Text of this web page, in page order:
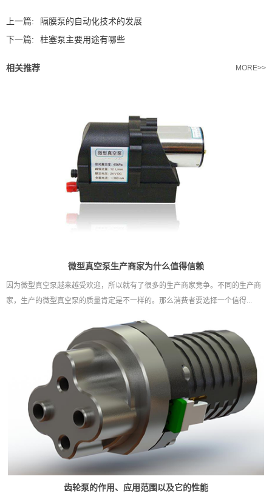
上一篇:
隔膜泵的自动化技术的发展
下一篇:
柱塞泵主要用途有哪些
相关推荐 MORE>>
微型真空泵生产商家为什么值得信赖
因为微型真空泵越来越受欢迎，所以就有了很多的生产商家竞争。不同的生产商
家，生产的微型真空泵的质量肯定是不一样的。那么消费者要选择一个信得...
齿轮泵的作用、应用范围以及它的性能